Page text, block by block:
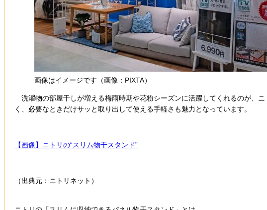
画像はイメージです（画像：PIXTA）
洗濯物の部屋干しが増える梅雨時期や花粉シーズンに活躍してくれるのが、
く、必要なときだけサッと取り出して使える手軽さも魅力となっています。
【画像】ニトリの“スリム物干スタンド”
（出典元：ニトリネット）